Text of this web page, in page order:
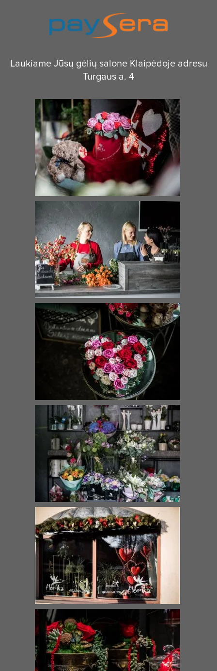
Laukiame Jūsų gėlių salone Klaipėdoje adresu
Turgaus a. 4